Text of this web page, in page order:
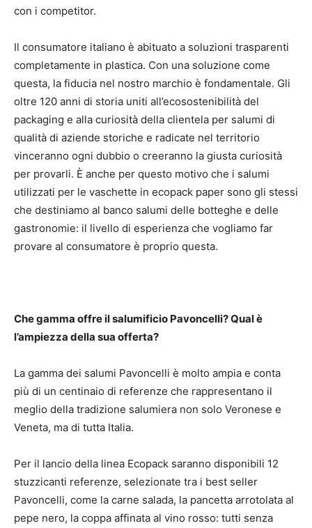
con i competitor.
Il consumatore italiano è abituato a soluzioni trasparenti
completamente in plastica. Con una soluzione come
questa, la fiducia nel nostro marchio è fondamentale. Gli
oltre 120 anni di storia uniti all’ecosostenibilità del
packaging e alla curiosità della clientela per salumi di
qualità di aziende storiche e radicate nel territorio
vinceranno ogni dubbio o creeranno la giusta curiosità
per provarli. È anche per questo motivo che i salumi
utilizzati per le vaschette in ecopack paper sono gli stessi
che destiniamo al banco salumi delle botteghe e delle
gastronomie: il livello di esperienza che vogliamo far
provare al consumatore è proprio questa.
Che gamma offre il salumificio Pavoncelli? Qual è
l’ampiezza della sua offerta?
La gamma dei salumi Pavoncelli è molto ampia e conta
più di un centinaio di referenze che rappresentano il
meglio della tradizione salumiera non solo Veronese e
Veneta, ma di tutta Italia.
Per il lancio della linea Ecopack saranno disponibili 12
stuzzicanti referenze, selezionate tra i best seller
Pavoncelli, come la carne salada, la pancetta arrotolata al
pepe nero, la coppa affinata al vino rosso: tutti senza